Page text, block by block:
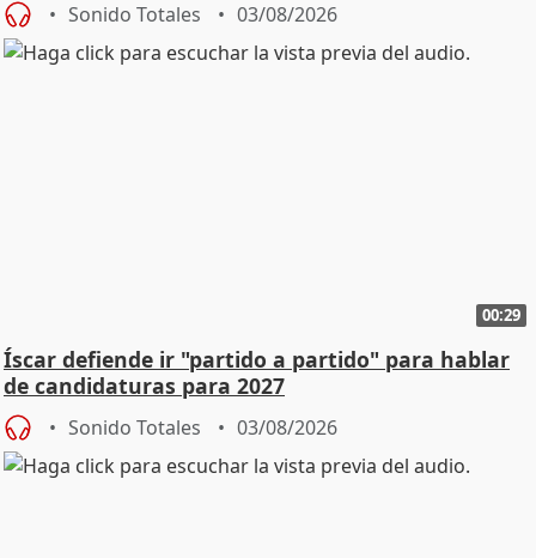
Sonido Totales 03/08/2026
00:29
Íscar defiende ir "partido a partido" para hablar
de candidaturas para 2027
Sonido Totales 03/08/2026